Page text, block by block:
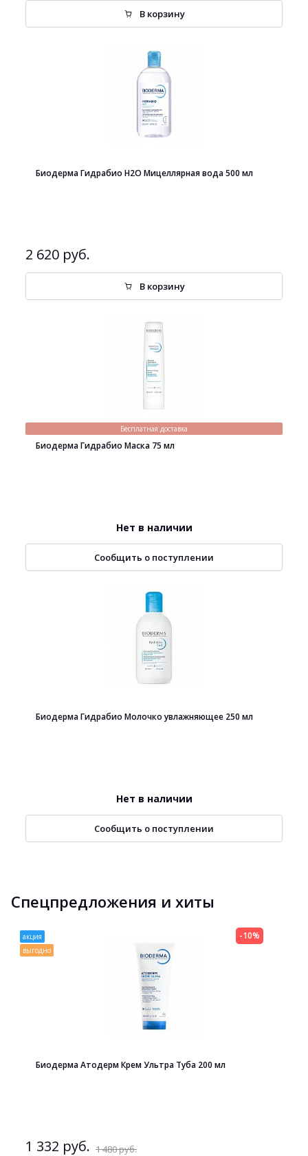
В корзину
Биодерма Гидрабио Н2О Мицеллярная вода 500 мл
2 620 руб.
В корзину
Бесплатная доставка
Биодерма Гидрабио Маска 75 мл
Нет в наличии
Сообщить о поступлении
Биодерма Гидрабио Молочко увлажняющее 250 мл
Нет в наличии
Сообщить о поступлении
Спецпредложения и хиты
акция
выгодно
Биодерма Атодерм Крем Ультра Туба 200 мл
1 332 руб. 1 480 руб.
-10%